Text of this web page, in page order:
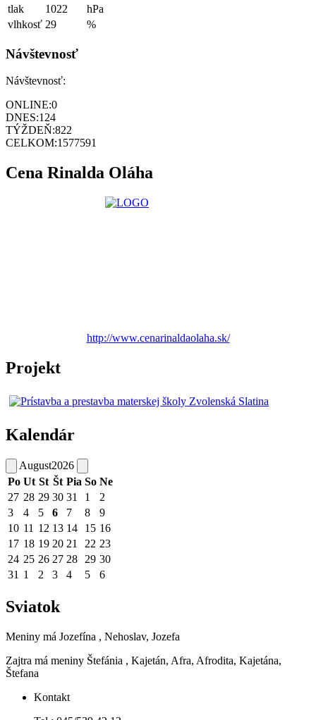
tlak
1022
hPa
vlhkosť 29 %
Návštevnosť
Návštevnosť:
ONLINE:0
DNES:124
TÝŽDEŇ:822
CELKOM:1577591
Cena Rinalda Oláha
http://www.cenarinaldaolaha.sk/
Projekt
Kalendár
August2026
Po Ut St Št Pia So Ne
27 28 29 30 31 1
2
3
4 5 6 7 8
9
10 11 12 13 14 15 16
17 18 19 20 21 22 23
24 25 26 27 28 29 30
31 1 2 3 4 5 6
Sviatok
Meniny má Jozefína , Nehoslav, Jozefa
Zajtra má meniny Štefánia , Kajetán, Afra, Afrodita, Kajetána,
Štefana
Kontakt